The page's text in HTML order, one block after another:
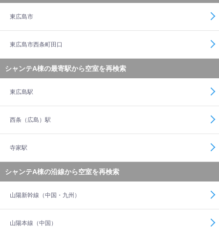
東広島市
東広島市西条町田口
シャンテA棟の最寄駅から空室を再検索
東広島駅
西条（広島）駅
寺家駅
シャンテA棟の沿線から空室を再検索
山陽新幹線（中国・九州）
山陽本線（中国）